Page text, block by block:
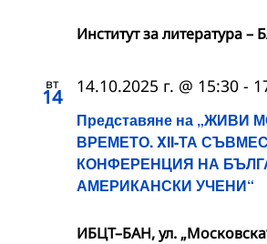
Институт за литература –
вт
14
Представяне на „ЖИВИ
ВРЕМЕТО. XII-ТА
КОНФЕРЕНЦИЯ НА
АМЕРИКАНСКИ УЧЕНИ“
14.10.2025 г. @ 15:30 -
ИБЦТ–БАН, ул.